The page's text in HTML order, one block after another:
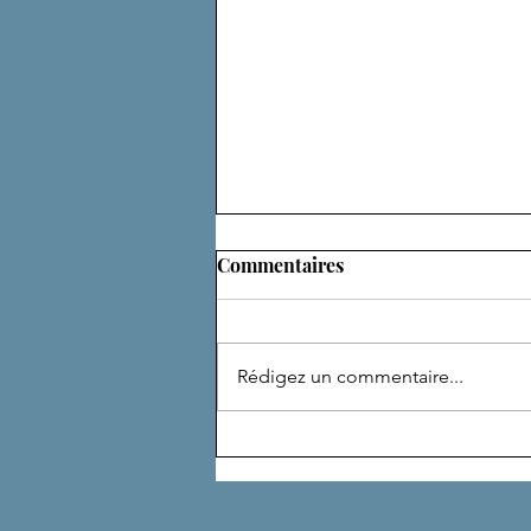
ADEPTE
Commentaires
Rédigez un commentaire...